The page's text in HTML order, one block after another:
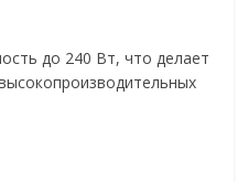
до 240 Вт, что делает